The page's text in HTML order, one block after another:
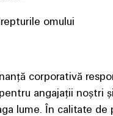
omului
corporativă
angajații noștri
lume. În calitate